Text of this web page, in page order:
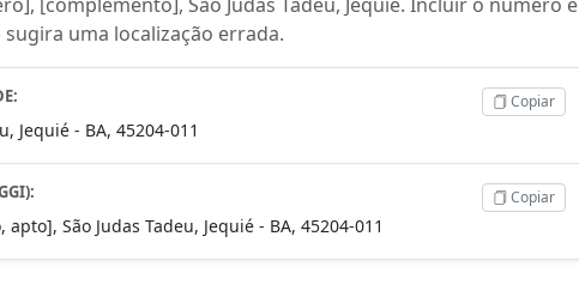
[complemento], São Judas Tadeu, Jequié. Incluir o número e
uma localização errada.
Jequié - BA, 45204-011
Copiar
São Judas Tadeu, Jequié - BA, 45204-011
Copiar